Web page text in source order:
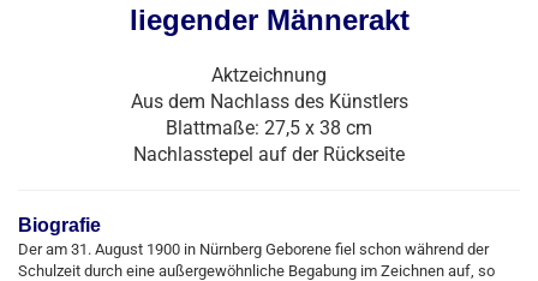
liegender Männerakt
Aktzeichnung
Aus dem Nachlass des Künstlers
Blattmaße: 27,5 x 38 cm
Nachlasstepel auf der Rückseite
Biografie
Der am 31. August 1900 in Nürnberg Geborene fiel schon während der
Schulzeit durch eine außergewöhnliche Begabung im Zeichnen auf, so